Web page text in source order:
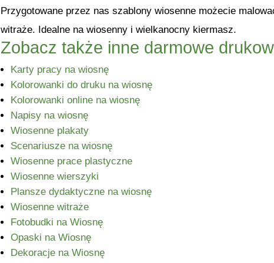
Przygotowane przez nas szablony wiosenne możecie
witraże. Idealne na wiosenny i wielkanocny kiermasz.
Zobacz także inne darmowe
Karty pracy na wiosnę
Kolorowanki do druku na wiosnę
Kolorowanki online na wiosnę
Napisy na wiosnę
Wiosenne plakaty
Scenariusze na wiosnę
Wiosenne prace plastyczne
Wiosenne wierszyki
Plansze dydaktyczne na wiosnę
Wiosenne witraże
Fotobudki na Wiosnę
Opaski na Wiosnę
Dekoracje na Wiosnę